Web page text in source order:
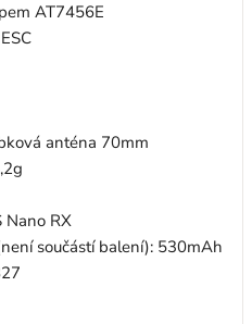
AT7456E
anténa 70mm
Nano RX
součástí balení): 530mAh